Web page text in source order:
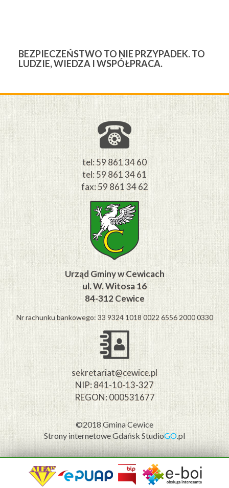
BEZPIECZEŃSTWO TO NIE PRZYPADEK. TO
LUDZIE, WIEDZA I WSPÓŁPRACA.
tel: 59 861 34 60
tel: 59 861 34 61
fax: 59 861 34 62
Urząd Gminy w Cewicach
ul. W. Witosa 16
84-312 Cewice
Nr rachunku bankowego: 33 9324 1018 0022 6556 2000 0330
sekretariat@cewice.pl
NIP: 841-10-13-327
REGON: 000531677
©2018 Gmina Cewice
Strony internetowe Gdańsk StudioGO.pl